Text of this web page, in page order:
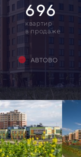
696
квартир
в продаже
АВТОВО